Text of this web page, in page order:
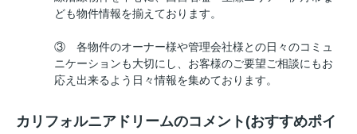
ども物件情報を揃えております。
③ 各物件のオーナー様や管理会社様との日々のコミュ
ニケーションも大切にし、お客様のご要望ご相談にもお
応え出来るよう日々情報を集めております。
カリフォルニアドリームのコメント(おすすめポイ